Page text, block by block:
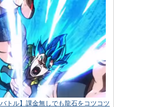
バトル】課金無しでも龍石をコツコツ